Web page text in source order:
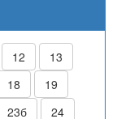
12
13
18
19
23б 24